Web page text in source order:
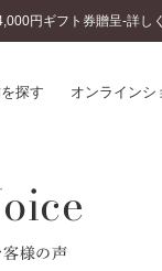
円ギフト券贈呈-詳し
探す オンラインシ
婚約指輪とは
結婚指輪とは
セットリングとは
客様の声